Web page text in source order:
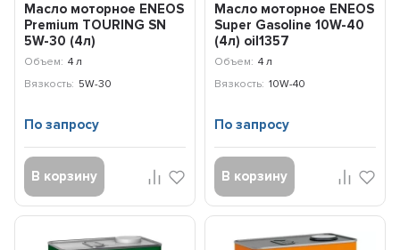
Масло моторное ENEOS
Premium TOURING SN
5W-30 (4л)
8809478942216
Объем: 4 л
Вязкость: 5W-30
По запросу
В корзину
Масло моторное ENEOS
Super Gasoline 10W-40
(4л) oil1357
Объем: 4 л
Вязкость: 10W-40
По запросу
В корзину